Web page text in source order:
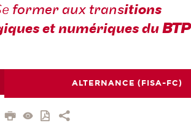
former aux transitions
et numériques duBTP
ALTERNANCE (FISA-FC)